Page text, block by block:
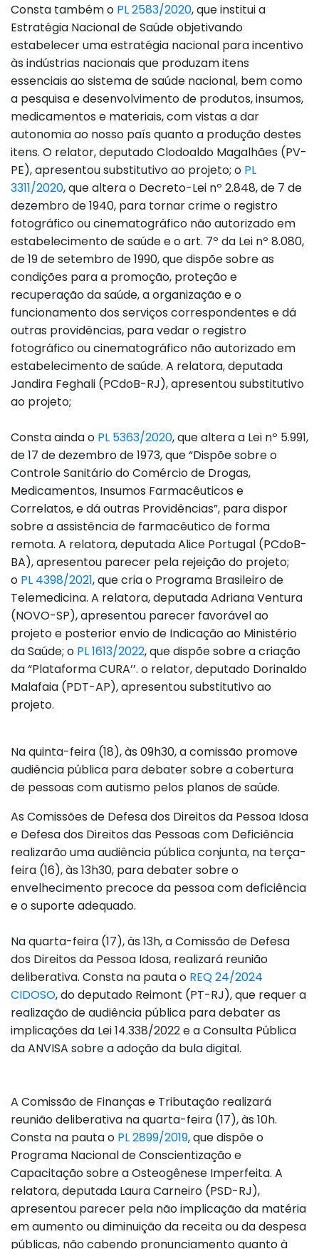
Consta também o PL 2583/2020, que institui a
Estratégia Nacional de Saúde objetivando
estabelecer uma estratégia nacional para incentivo
às indústrias nacionais que produzam itens
essenciais ao sistema de saúde nacional, bem como
a pesquisa e desenvolvimento de produtos, insumos,
medicamentos e materiais, com vistas a dar
autonomia ao nosso país quanto a produção destes
itens. O relator, deputado Clodoaldo Magalhães (PV-
PE), apresentou substitutivo ao projeto; o PL
3311/2020, que altera o Decreto-Lei nº 2.848, de 7 de
dezembro de 1940, para tornar crime o registro
fotográfico ou cinematográfico não autorizado em
estabelecimento de saúde e o art. 7º da Lei nº 8.080,
de 19 de setembro de 1990, que dispõe sobre as
condições para a promoção, proteção e
recuperação da saúde, a organização e o
funcionamento dos serviços correspondentes e dá
outras providências, para vedar o registro
fotográfico ou cinematográfico não autorizado em
estabelecimento de saúde. A relatora, deputada
Jandira Feghali (PCdoB-RJ), apresentou substitutivo
ao projeto;
Consta ainda o PL 5363/2020, que altera a Lei nº 5.991,
de 17 de dezembro de 1973, que “Dispõe sobre o
Controle Sanitário do Comércio de Drogas,
Medicamentos, Insumos Farmacêuticos e
Correlatos, e dá outras Providências”, para dispor
sobre a assistência de farmacêutico de forma
remota. A relatora, deputada Alice Portugal (PCdoB-
BA), apresentou parecer pela rejeição do projeto;
o PL 4398/2021, que cria o Programa Brasileiro de
Telemedicina. A relatora, deputada Adriana Ventura
(NOVO-SP), apresentou parecer favorável ao
projeto e posterior envio de Indicação ao Ministério
da Saúde; o PL 1613/2022, que dispõe sobre a criação
da “Plataforma CURA’’. o relator, deputado Dorinaldo
Malafaia (PDT-AP), apresentou substitutivo ao
projeto.
Na quinta-feira (18), às 09h30, a comissão promove
audiência pública para debater sobre a cobertura
de pessoas com autismo pelos planos de saúde.
As Comissões de Defesa dos Direitos da Pessoa Idosa
e Defesa dos Direitos das Pessoas com Deficiência
realizarão uma audiência pública conjunta, na terça-
feira (16), às 13h30, para debater sobre o
envelhecimento precoce da pessoa com deficiência
e o suporte adequado.
Na quarta-feira (17), às 13h, a Comissão de Defesa
dos Direitos da Pessoa Idosa, realizará reunião
deliberativa. Consta na pauta o REQ 24/2024
CIDOSO, do deputado Reimont (PT-RJ), que requer a
realização de audiência pública para debater as
implicações da Lei 14.338/2022 e a Consulta Pública
da ANVISA sobre a adoção da bula digital.
A Comissão de Finanças e Tributação realizará
reunião deliberativa na quarta-feira (17), às 10h.
Consta na pauta o PL 2899/2019, que dispõe o
Programa Nacional de Conscientização e
Capacitação sobre a Osteogênese Imperfeita. A
relatora, deputada Laura Carneiro (PSD-RJ),
apresentou parecer pela não implicação da matéria
em aumento ou diminuição da receita ou da despesa
públicas, não cabendo pronunciamento quanto à